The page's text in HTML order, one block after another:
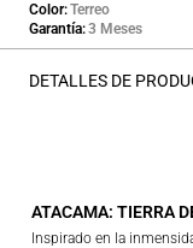
Color Terreo
Garantía 3 Meses
DETALLES DE
ATACAMA: TIERRA
Inspirado en la